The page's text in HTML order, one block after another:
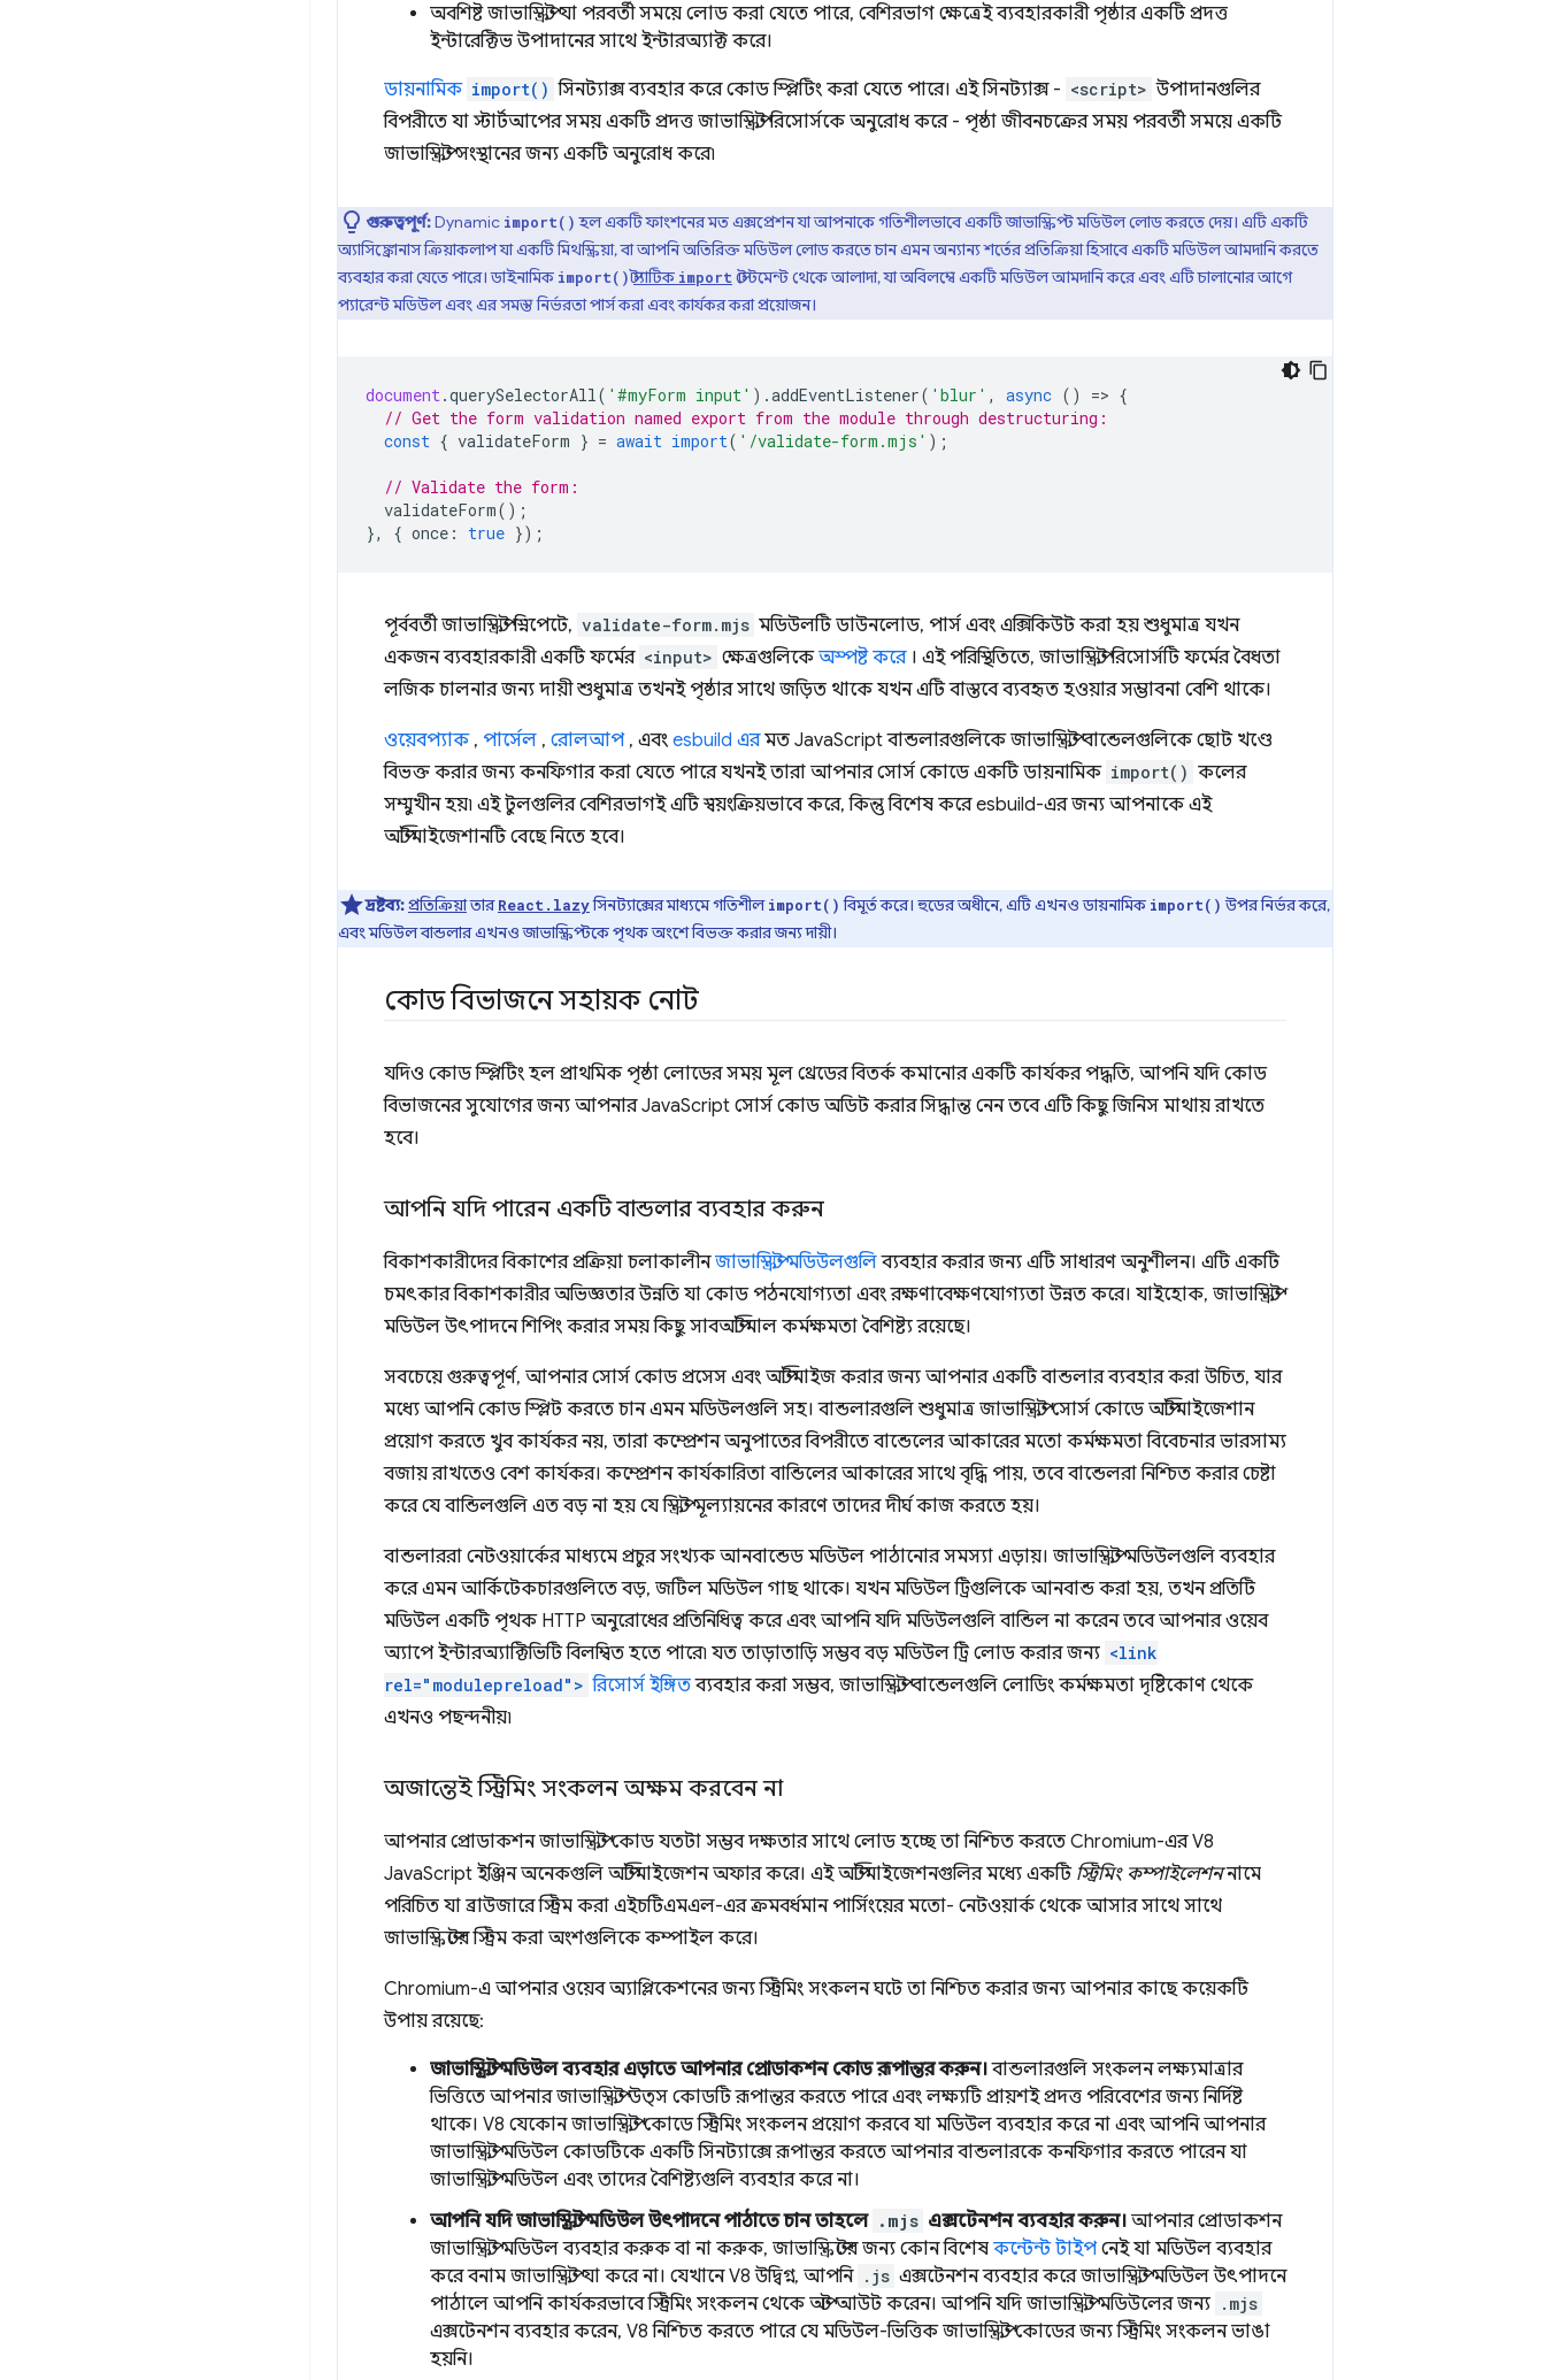
অবশিষ্ট জাভাস্ক্রিপ্ট যা পরবর্তী সময়ে লোড করা যেতে পারে, বেশিরভাগ ক্ষেত্রেই ব্যবহারকারী পৃষ্ঠার একটি প্রদত্ত
ইন্টারেক্টিভ উপাদানের সাথে ইন্টারঅ্যাক্ট করে।
ডায়নামিক import() সিনট্যাক্স ব্যবহার করে কোড স্প্লিটিং করা যেতে পারে। এই সিনট্যাক্স - <script> উপাদানগুলির
বিপরীতে যা স্টার্টআপের সময় একটি প্রদত্ত জাভাস্ক্রিপ্ট রিসোর্সকে অনুরোধ করে - পৃষ্ঠা জীবনচক্রের সময় পরবর্তী সময়ে একটি
জাভাস্ক্রিপ্ট সংস্থানের জন্য একটি অনুরোধ করে৷
গুরুত্বপূর্ণ:Dynamic import() হল একটি ফাংশনের মত এক্সপ্রেশন যা আপনাকে গতিশীলভাবে একটি জাভাস্ক্রিপ্ট মডিউল লোড করতে দেয়। এটি একটি
অ্যাসিঙ্ক্রোনাস ক্রিয়াকলাপ যা একটি মিথস্ক্রিয়া, বা আপনি অতিরিক্ত মডিউল লোড করতে চান এমন অন্যান্য শর্তের প্রতিক্রিয়া হিসাবে একটি মডিউল আমদানি করতে
ব্যবহার করা যেতে পারে। ডাইনামিক import()স্ট্যাটিক import স্টেটমেন্ট থেকে আলাদা, যা অবিলম্বে একটি মডিউল আমদানি করে এবং এটি চালানোর আগে
প্যারেন্ট মডিউল এবং এর সমস্ত নির্ভরতা পার্স করা এবং কার্যকর করা প্রয়োজন।
document.querySelectorAll( '#myForm input' ).addEventListener( 'blur' , async () => {
// Get the form validation named export from the module through destructuring:
const { validateForm } = await import( '/validate-form.mjs' );
// Validate the form:
validateForm();
},
{ once : true });
পূর্ববর্তী জাভাস্ক্রিপ্ট স্নিপেটে, validate-form.mjs মডিউলটি ডাউনলোড, পার্স এবং এক্সিকিউট করা হয় শুধুমাত্র যখন
একজন ব্যবহারকারী একটি ফর্মের <input> ক্ষেত্রগুলিকেঅস্পষ্ট করে। এই পরিস্থিতিতে, জাভাস্ক্রিপ্ট রিসোর্সটি ফর্মের বৈধতা
লজিক চালনার জন্য দায়ী শুধুমাত্র তখনই পৃষ্ঠার সাথে জড়িত থাকে যখন এটি বাস্তবে ব্যবহৃত হওয়ার সম্ভাবনা বেশি থাকে।
ওয়েবপ্যাক, পার্সেল , রোলআপ, এবং esbuild এরমত JavaScript বান্ডলারগুলিকে জাভাস্ক্রিপ্ট বান্ডেলগুলিকে ছোট খণ্ডে
বিভক্ত করার জন্য কনফিগার করা যেতে পারে যখনই তারা আপনার সোর্স কোডে একটি ডায়নামিক import() কলের
সম্মুখীন হয়৷ এই টুলগুলির বেশিরভাগই এটি স্বয়ংক্রিয়ভাবে করে, কিন্তু বিশেষ করে esbuild-এর জন্য আপনাকে এই
অপ্টিমাইজেশানটি বেছে নিতে হবে।
দ্রষ্টব্য:প্রতিক্রিয়াতারReact.lazyসিনট্যাক্সের মাধ্যমে গতিশীলimport() বিমূর্ত করে। হুডের অধীনে, এটি এখনও ডায়নামিক import() উপর নির্ভর করে,
এবং মডিউল বান্ডলার এখনও জাভাস্ক্রিপ্টকে পৃথক অংশে বিভক্ত করার জন্য দায়ী।
কোড বিভাজনে সহায়ক নোট
যদিও কোড স্প্লিটিং হল প্রাথমিক পৃষ্ঠা লোডের সময় মূল থ্রেডের বিতর্ক কমানোর একটি কার্যকর পদ্ধতি, আপনি যদি কোড
বিভাজনের সুযোগের জন্য আপনার JavaScript সোর্স কোড অডিট করার সিদ্ধান্ত নেন তবে এটি কিছু জিনিস মাথায় রাখতে
হবে।
আপনি যদি পারেন একটি বান্ডলার ব্যবহার করুন
বিকাশকারীদের বিকাশের প্রক্রিয়া চলাকালীনজাভাস্ক্রিপ্ট মডিউলগুলিব্যবহার করার জন্য এটি সাধারণ অনুশীলন। এটি একটি
চমৎকার বিকাশকারীর অভিজ্ঞতার উন্নতি যা কোড পঠনযোগ্যতা এবং রক্ষণাবেক্ষণযোগ্যতা উন্নত করে। যাইহোক, জাভাস্ক্রিপ্ট
মডিউল উৎপাদনে শিপিং করার সময় কিছু সাবঅপ্টিমাল কর্মক্ষমতা বৈশিষ্ট্য রয়েছে।
সবচেয়ে গুরুত্বপূর্ণ, আপনার সোর্স কোড প্রসেস এবং অপ্টিমাইজ করার জন্য আপনার একটি বান্ডলার ব্যবহার করা উচিত, যার
মধ্যে আপনি কোড স্প্লিট করতে চান এমন মডিউলগুলি সহ। বান্ডলারগুলি শুধুমাত্র জাভাস্ক্রিপ্ট সোর্স কোডে অপ্টিমাইজেশান
প্রয়োগ করতে খুব কার্যকর নয়, তারা কম্প্রেশন অনুপাতের বিপরীতে বান্ডেলের আকারের মতো কর্মক্ষমতা বিবেচনার ভারসাম্য
বজায় রাখতেও বেশ কার্যকর। কম্প্রেশন কার্যকারিতা বান্ডিলের আকারের সাথে বৃদ্ধি পায়, তবে বান্ডেলরা নিশ্চিত করার চেষ্টা
করে যে বান্ডিলগুলি এত বড় না হয় যে স্ক্রিপ্ট মূল্যায়নের কারণে তাদের দীর্ঘ কাজ করতে হয়।
বান্ডলাররা নেটওয়ার্কের মাধ্যমে প্রচুর সংখ্যক আনবান্ডেড মডিউল পাঠানোর সমস্যা এড়ায়। জাভাস্ক্রিপ্ট মডিউলগুলি ব্যবহার
করে এমন আর্কিটেকচারগুলিতে বড়, জটিল মডিউল গাছ থাকে। যখন মডিউল ট্রিগুলিকে আনবান্ড করা হয়, তখন প্রতিটি
মডিউল একটি পৃথক HTTP অনুরোধের প্রতিনিধিত্ব করে এবং আপনি যদি মডিউলগুলি বান্ডিল না করেন তবে আপনার ওয়েব
অ্যাপে ইন্টারঅ্যাক্টিভিটি বিলম্বিত হতে পারে৷ যত তাড়াতাড়ি সম্ভব বড় মডিউল ট্রি লোড করার জন্য <link
rel="modulepreload"> রিসোর্স ইঙ্গিতব্যবহার করা সম্ভব, জাভাস্ক্রিপ্ট বান্ডেলগুলি লোডিং কর্মক্ষমতা দৃষ্টিকোণ থেকে
এখনও পছন্দনীয়৷
অজান্তেই স্ট্রিমিং সংকলন অক্ষম করবেন না
আপনার প্রোডাকশন জাভাস্ক্রিপ্ট কোড যতটা সম্ভব দক্ষতার সাথে লোড হচ্ছে তা নিশ্চিত করতে Chromium-এর V8
JavaScript ইঞ্জিন অনেকগুলি অপ্টিমাইজেশন অফার করে। এই অপ্টিমাইজেশনগুলির মধ্যে একটি স্ট্রিমিং কম্পাইলেশননামে
পরিচিত যা ব্রাউজারে স্ট্রিম করা এইচটিএমএল-এর ক্রমবর্ধমান পার্সিংয়ের মতো- নেটওয়ার্ক থেকে আসার সাথে সাথে
জাভাস্ক্রিপ্টের স্ট্রিম করা অংশগুলিকে কম্পাইল করে।
Chromium-এ আপনার ওয়েব অ্যাপ্লিকেশনের জন্য স্ট্রিমিং সংকলন ঘটে তা নিশ্চিত করার জন্য আপনার কাছে কয়েকটি
উপায় রয়েছে:
জাভাস্ক্রিপ্ট মডিউল ব্যবহার এড়াতে আপনার প্রোডাকশন কোড রূপান্তর করুন।বান্ডলারগুলি সংকলন লক্ষ্যমাত্রার
ভিত্তিতে আপনার জাভাস্ক্রিপ্ট উত্স কোডটি রূপান্তর করতে পারে এবং লক্ষ্যটি প্রায়শই প্রদত্ত পরিবেশের জন্য নির্দিষ্ট
থাকে। V8 যেকোন জাভাস্ক্রিপ্ট কোডে স্ট্রিমিং সংকলন প্রয়োগ করবে যা মডিউল ব্যবহার করে না এবং আপনি আপনার
জাভাস্ক্রিপ্ট মডিউল কোডটিকে একটি সিনট্যাক্সে রূপান্তর করতে আপনার বান্ডলারকে কনফিগার করতে পারেন যা
জাভাস্ক্রিপ্ট মডিউল এবং তাদের বৈশিষ্ট্যগুলি ব্যবহার করে না।
আপনি যদি জাভাস্ক্রিপ্ট মডিউল উৎপাদনে পাঠাতে চান তাহলে .mjs এক্সটেনশন ব্যবহার করুন। আপনার প্রোডাকশন
জাভাস্ক্রিপ্ট মডিউল ব্যবহার করুক বা না করুক, জাভাস্ক্রিপ্টের জন্য কোন বিশেষ কন্টেন্ট টাইপনেই যা মডিউল ব্যবহার
করে বনাম জাভাস্ক্রিপ্ট যা করে না। যেখানে V8 উদ্বিগ্ন, আপনি .js এক্সটেনশন ব্যবহার করে জাভাস্ক্রিপ্ট মডিউল উৎপাদনে
পাঠালে আপনি কার্যকরভাবে স্ট্রিমিং সংকলন থেকে অপ্ট আউট করেন। আপনি যদি জাভাস্ক্রিপ্ট মডিউলের জন্য .mjs
এক্সটেনশন ব্যবহার করেন, V8 নিশ্চিত করতে পারে যে মডিউল-ভিত্তিক জাভাস্ক্রিপ্ট কোডের জন্য স্ট্রিমিং সংকলন ভাঙা
হয়নি।